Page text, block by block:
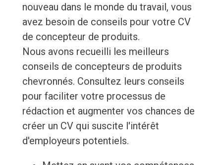
nouveau dans le monde du travail, vous
avez besoin de conseils pour votre CV
de concepteur de produits.
Nous avons recueilli les meilleurs
conseils de concepteurs de produits
chevronnés. Consultez leurs conseils
pour faciliter votre processus de
rédaction et augmenter vos chances de
créer un CV qui suscite l'intérêt
d'employeurs potentiels.